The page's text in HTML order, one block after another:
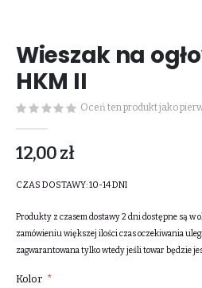
początek
galerii
Wieszak na
HKM II
Oceń ten produkt jako
12,00 zł
CZAS DOSTAWY:10-14 DNI
Produkty z czasem dostawy 2 dni dostępne są w
zamówieniu większej ilości czas oczekiwania
zagwarantowana tylko wtedy jeśli towar będzie
Kolor